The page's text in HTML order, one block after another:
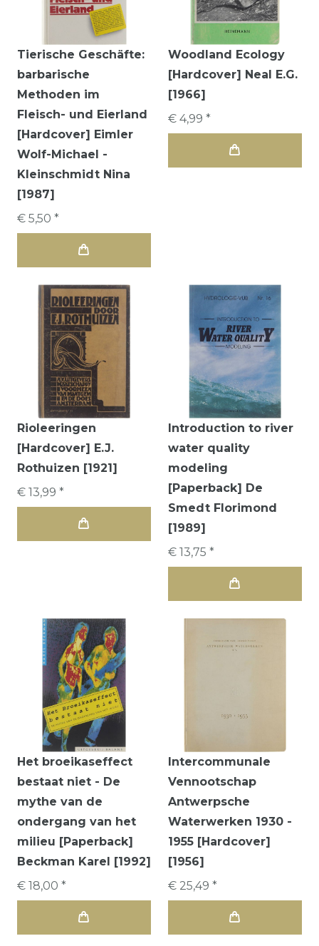
Tierische Geschäfte:
barbarische
Methoden im
Fleisch- und Eierland
[Hardcover] Eimler
Wolf-Michael -
Kleinschmidt Nina
[1987]
€ 5,50 *
Woodland Ecology
[Hardcover] Neal E.G.
[1966]
€ 4,99 *
Rioleeringen
[Hardcover] E.J.
Rothuizen [1921]
€ 13,99 *
Introduction to river
water quality
modeling
[Paperback] De
Smedt Florimond
[1989]
€ 13,75 *
Het broeikaseffect
bestaat niet - De
mythe van de
ondergang van het
milieu [Paperback]
Beckman Karel [1992]
€ 18,00 *
Intercommunale
Vennootschap
Antwerpsche
Waterwerken 1930 -
1955 [Hardcover]
[1956]
€ 25,49 *